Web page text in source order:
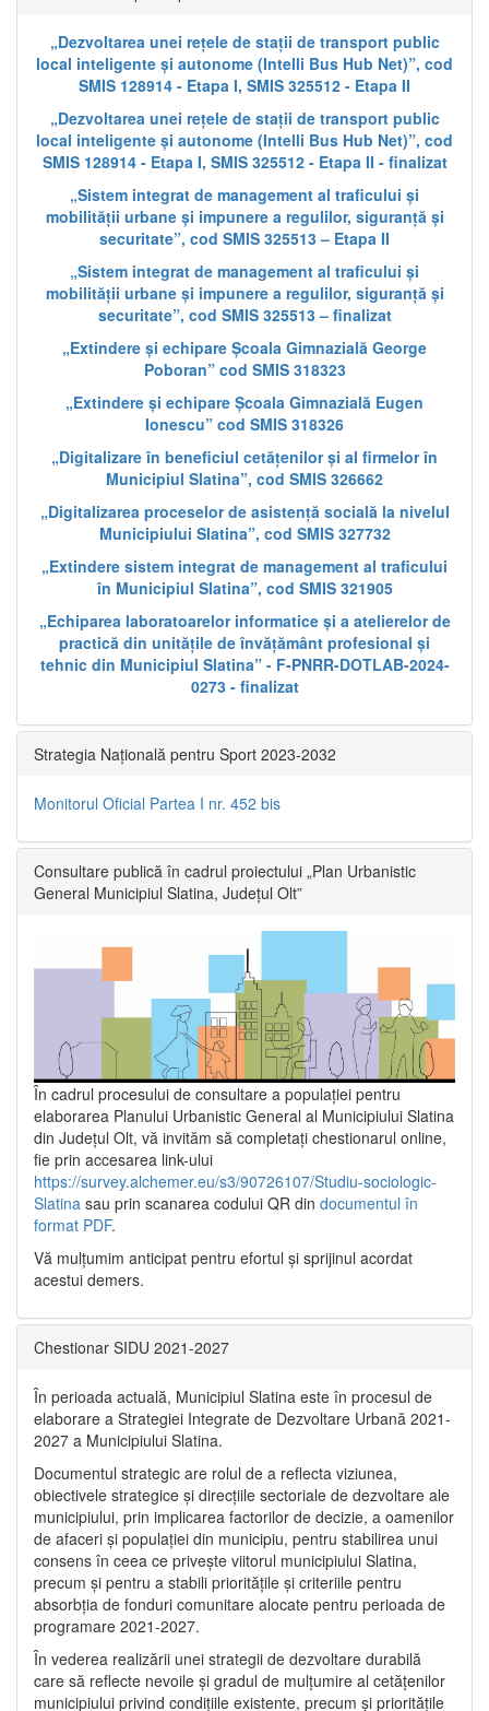
„Dezvoltarea unei rețele de stații de transport public
local inteligente și autonome (Intelli Bus Hub Net)”, cod
SMIS 128914 - Etapa I, SMIS 325512 - Etapa II
„Dezvoltarea unei rețele de stații de transport public
local inteligente și autonome (Intelli Bus Hub Net)”, cod
SMIS 128914 - Etapa I, SMIS 325512 - Etapa II - finalizat
„Sistem integrat de management al traficului și
mobilității urbane și impunere a regulilor, siguranță și
securitate”, cod SMIS 325513 – Etapa II
„Sistem integrat de management al traficului și
mobilității urbane și impunere a regulilor, siguranță și
securitate”, cod SMIS 325513 – finalizat
„Extindere și echipare Școala Gimnazială George
Poboran” cod SMIS 318323
„Extindere și echipare Școala Gimnazială Eugen
Ionescu” cod SMIS 318326
„Digitalizare în beneficiul cetățenilor și al firmelor în
Municipiul Slatina”, cod SMIS 326662
„Digitalizarea proceselor de asistență socială la nivelul
Municipiului Slatina”, cod SMIS 327732
„Extindere sistem integrat de management al traficului
în Municipiul Slatina”, cod SMIS 321905
„Echiparea laboratoarelor informatice și a atelierelor de
practică din unitățile de învățământ profesional și
tehnic din Municipiul Slatina” - F-PNRR-DOTLAB-2024-
0273 - finalizat
Strategia Națională pentru Sport 2023-2032
Monitorul Oficial Partea I nr. 452 bis
Consultare publică în cadrul proiectului „Plan Urbanistic
General Municipiul Slatina, Județul Olt”
În cadrul procesului de consultare a populaţiei pentru
elaborarea Planului Urbanistic General al Municipiului Slatina
din Județul Olt, vă invităm să completați chestionarul online,
fie prin accesarea link-ului
https://survey.alchemer.eu/s3/90726107/Studiu-sociologic-
Slatina sau prin scanarea codului QR din documentul în
format PDF.
Vă mulţumim anticipat pentru efortul şi sprijinul acordat
acestui demers.
Chestionar SIDU 2021-2027
În perioada actuală, Municipiul Slatina este în procesul de
elaborare a Strategiei Integrate de Dezvoltare Urbană 2021‐
2027 a Municipiului Slatina.
Documentul strategic are rolul de a reflecta viziunea,
obiectivele strategice și direcțiile sectoriale de dezvoltare ale
municipiului, prin implicarea factorilor de decizie, a oamenilor
de afaceri și populației din municipiu, pentru stabilirea unui
consens în ceea ce privește viitorul municipiului Slatina,
precum și pentru a stabili prioritățile și criteriile pentru
absorbția de fonduri comunitare alocate pentru perioada de
programare 2021-2027.
În vederea realizării unei strategii de dezvoltare durabilă
care să reflecte nevoile și gradul de mulțumire al cetățenilor
municipiului privind condițiile existente, precum și prioritățile